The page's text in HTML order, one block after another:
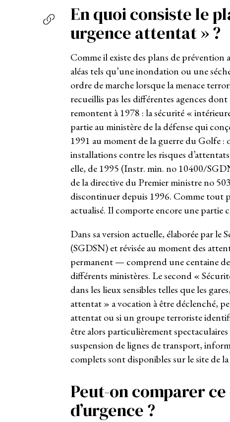
En quoi consiste le
urgence attentat » ?
Comme il existe des plans de
aléas tels qu’une inondation ou une
ordre de marche lorsque la menace
recueillis pas les différentes agences
remontent à 1978 : la sécurité «
partie au ministère de la défense qui
1991 au moment de la guerre du Golfe
installations contre les risques
elle, de 1995 (Instr. min. no 10400/
de la directive du Premier ministre no
discontinuer depuis 1996. Comme tout
actualisé. Il comporte encore une partie
Dans sa version actuelle, élaborée par le
(SGDSN) et révisée au moment des
permanent — comprend une centaine
différents ministères. Le second «
dans les lieux sensibles telles que les
attentat » a vocation à être déclenché,
attentat ou si un groupe terroriste
être alors particulièrement
suspension de lignes de transport,
complets sont disponibles sur le site de la
Peut-on comparer
d’urgence ?